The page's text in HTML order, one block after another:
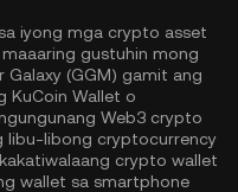
iyong mga crypto asset
gustuhin mong
(GGM) gamit ang
KuCoin Wallet o
Web3 crypto
libu-libong cryptocurrency
crypto wallet
wallet sa smartphone